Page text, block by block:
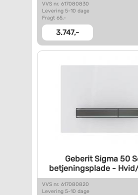
VVS nr. 617080830
Levering 5-10 dage
Fragt 65,-
3.747,-
Geberit Sigma 50
betjeningsplade -
VVS nr. 617080820
Levering 5-10 dage